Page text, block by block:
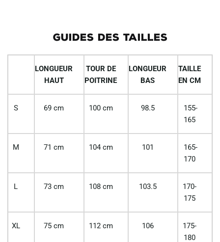
GUIDES DES TAILLES
LONGUEUR
HAUT
TOUR DE
POITRINE
LONGUEUR
BAS
TAILLE
EN CM
S 69 cm 100 cm 98.5
155-
165
M 71 cm 104 cm 101
165-
170
L 73 cm 108 cm 103.5
170-
175
XL 75 cm 112 cm 106
175-
180